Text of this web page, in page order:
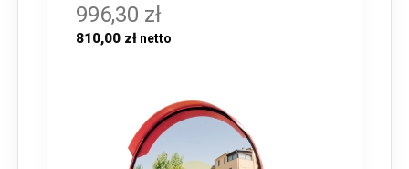
996,30 zł
810,00 zł